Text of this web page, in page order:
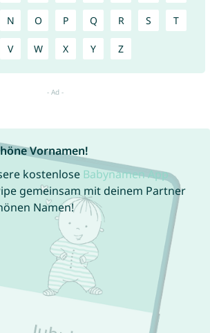
N O P Q R S T
V W X Y Z
Vornamen!
kostenlose Babynamen App
gemeinsam mit deinem Partner
Namen!